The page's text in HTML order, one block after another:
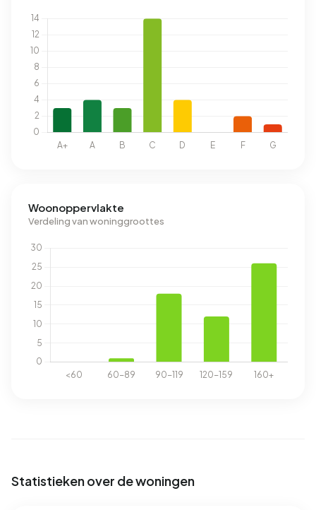
Woonoppervlakte
Verdeling van woninggroottes
Statistieken over de woningen